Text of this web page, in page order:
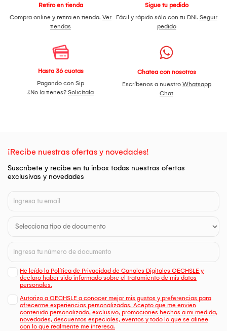
Retiro en tienda
Compra online y retira en tienda. Ver
tiendas
Sigue tu pedido
Fácil y rápido sólo con tu DNI. Seguir
pedido
Hasta 36 cuotas
Pagando con Sip
¿No la tienes? Solicítala
Chatea con nosotros
Escríbenos a nuestro Whatsapp
Chat
¡Recibe nuestras ofertas y novedades!
Suscríbete y recibe en tu inbox todas nuestras ofertas
exclusivas y novedades
He leído la Política de Privacidad de Canales Digitales OECHSLE y
declaro haber sido informado sobre el tratamiento de mis datos
personales.
Autorizo a OECHSLE a conocer mejor mis gustos y preferencias para
ofrecerme experiencias personalizadas. Acepto que me envien
contenido personalizado, exclusivo, promociones hechas a mi medida,
novedades, descuentos especiales, eventos y todo lo que se alinee
con lo que realmente me interesa.